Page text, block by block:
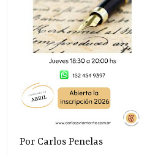
Por Carlos Penelas